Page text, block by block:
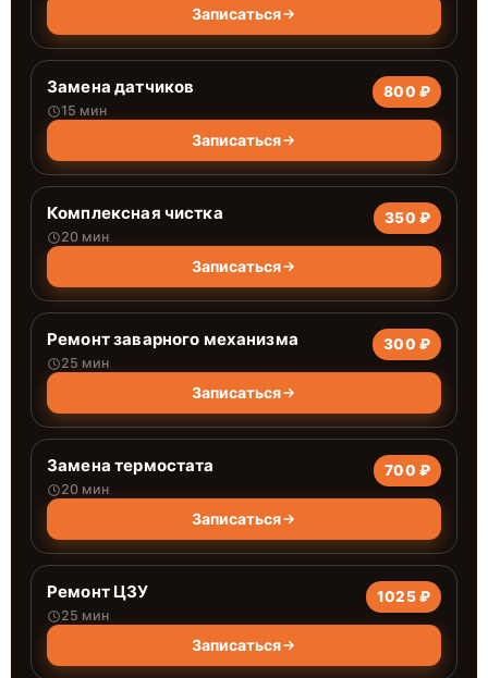
Записаться
Замена датчиков
15 мин
800 ₽
Записаться
Комплексная чистка
20 мин
350 ₽
Записаться
Ремонт заварного механизма
25 мин
300 ₽
Записаться
Замена термостата
20 мин
700 ₽
Записаться
Ремонт ЦЗУ
25 мин
1025 ₽
Записаться